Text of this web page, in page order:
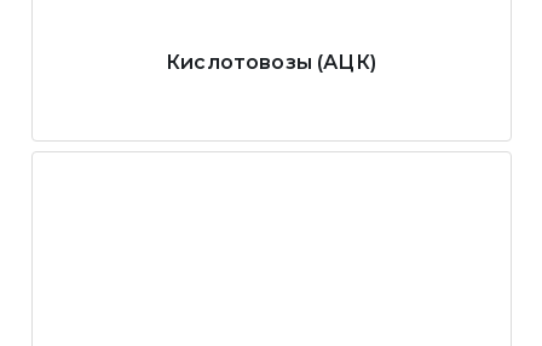
Кислотовозы (АЦК)